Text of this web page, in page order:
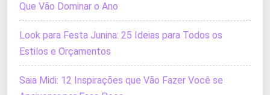
Que Vão Dominar o Ano
Look para Festa Junina: 25 Ideias para Todos os
Estilos e Orçamentos
Saia Midi: 12 Inspirações que Vão Fazer Você se